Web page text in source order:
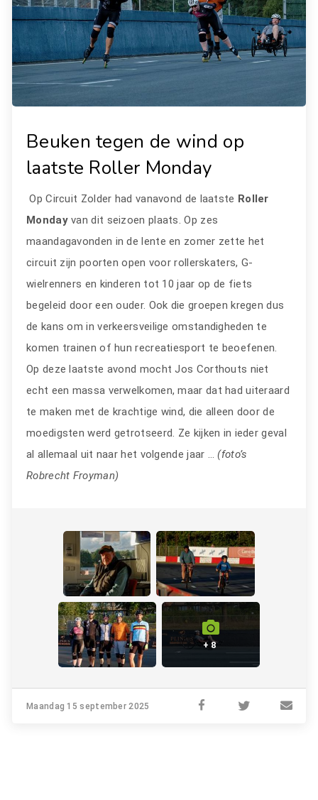
Beuken tegen de wind op
laatste Roller Monday
Op Circuit Zolder had vanavond de laatste Roller
Mondayvan dit seizoen plaats. Op zes
maandagavonden in de lente en zomer zette het
circuit zijn poorten open voor rollerskaters, G-
wielrenners en kinderen tot 10 jaar op de fiets
begeleid door een ouder. Ook die groepen kregen dus
de kans om in verkeersveilige omstandigheden te
komen trainen of hun recreatiesport te beoefenen.
Op deze laatste avond mocht Jos Corthouts niet
echt een massa verwelkomen, maar dat had uiteraard
te maken met de krachtige wind, die alleen door de
moedigsten werd getrotseerd. Ze kijken in ieder geval
al allemaal uit naar het volgende jaar …(foto’s
Robrecht Froyman)
+ 8
Maandag 15 september 2025